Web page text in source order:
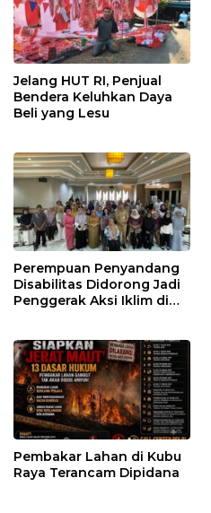
Jelang HUT RI, Penjual
Bendera Keluhkan Daya
Beli yang Lesu
Perempuan Penyandang
Disabilitas Didorong Jadi
Penggerak Aksi Iklim di
Pembakar Lahan di Kubu
Raya Terancam Dipidana